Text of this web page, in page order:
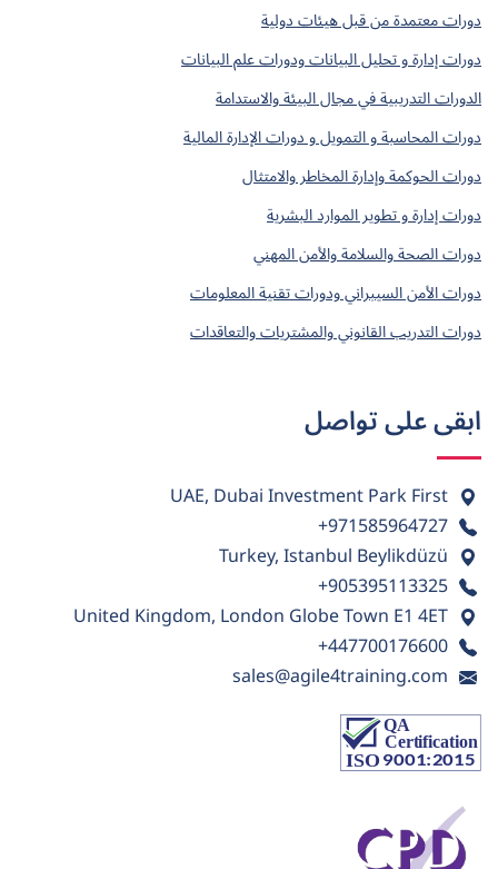
دورات معتمدة من قبل هيئات دولية
دورات إدارة و تحليل البيانات ودورات علم البيانات
الدورات التدريبية في مجال البيئة والاستدامة
دورات المحاسبة و التمويل و دورات الإدارة المالية
دورات الحوكمة وإدارة المخاطر والامتثال
دورات إدارة و تطوير الموارد البشرية
دورات الصحة والسلامة والأمن المهني
دورات الأمن السيبراني ودورات تقنية المعلومات
دورات التدريب القانوني والمشتريات والتعاقدات
ابقى على تواصل
UAE, Dubai Investment Park First
+971585964727
Turkey, Istanbul Beylikdüzü
+905395113325
United Kingdom, London Globe Town E1 4ET
+447700176600
sales@agile4training.com